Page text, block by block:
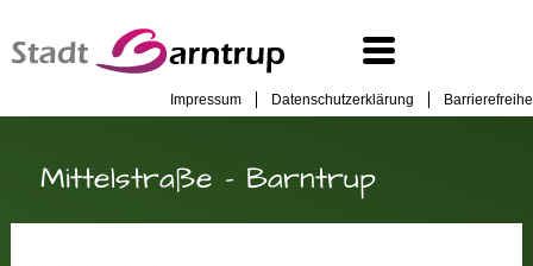
Impressum Datenschutzerklärung
Mittelstraße - Barntrup